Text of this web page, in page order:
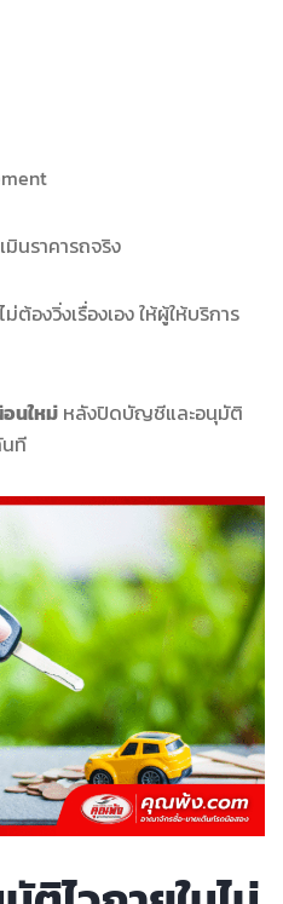
มินราคารถจริง
ต้องวิ่งเรื่องเอง ให้ผู้ให้บริการ
นใหม่ หลังปิดบัญชีและอนุมัติ
นที